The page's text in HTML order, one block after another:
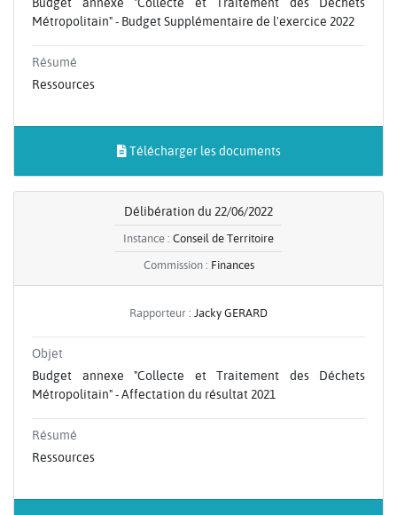
Métropolitain" - Budget Supplémentaire de l'exercice 2022
Résumé
Ressources
Télécharger les documents
Délibération du 22/06/2022
Instance : Conseil de Territoire
Commission : Finances
Rapporteur : Jacky GERARD
Objet
Budget annexe "Collecte et Traitement des Déchets
Métropolitain" - Affectation du résultat 2021
Résumé
Ressources